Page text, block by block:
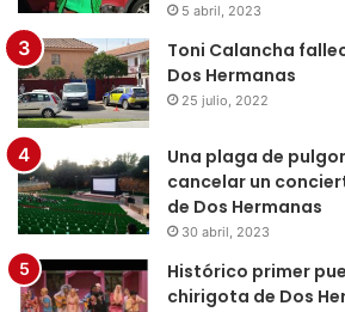
5 abril, 2023
Toni Calancha
Dos Hermanas
25 julio, 2022
Una plaga de
cancelar un
de Dos Hermanas
30 abril, 2023
Histórico primer
chirigota de Dos